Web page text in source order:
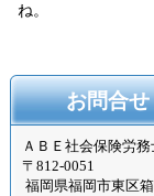
ね。
お問合せ
ＡＢＥ社会保険労
〒 812-0051
福岡県福岡市東区